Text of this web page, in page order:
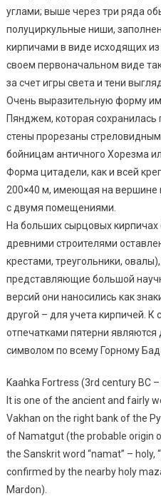
углами; выше через три ряда
полуциркульные ниши,
кирпичами в виде исходящих из
своем первоначальном виде
за счет игры света и тени
Очень выразительную форму
Пянджем, которая
стены прорезаны
бойницам античного Хорезма
Форма цитадели, как и всей
200×40 м, имеющая на
с двумя помещениями.
На больших сырцовых кирпичах
древними строителями
крестами, треугольники,
представляющие большой
версий они наносились как
другой – для учета кирпичей. К
отпечатками пятерни
символом по всему Горному
Kaahka Fortress (3rd century BC
It is one of the ancient and fairly
Vakhan on the right bank of the
of Namatgut (the probable origin
the Sanskrit word “namat” – holy,
confirmed by the nearby holy
Mardon).